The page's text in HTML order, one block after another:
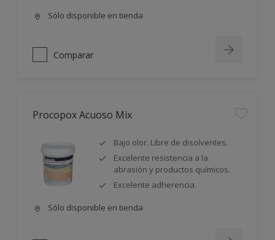
Sólo disponible en tienda
Comparar
Procopox Acuoso Mix
Bajo olor. Libre de disolventes.
Excelente resistencia a la
abrasión y productos químicos.
Excelente adherencia.
Sólo disponible en tienda